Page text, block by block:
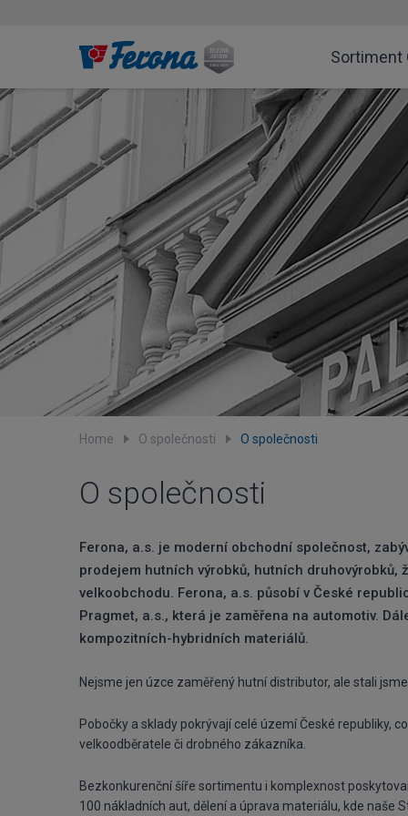
Sortiment
Home O společnosti O společnosti
O společnosti
Ferona, a.s. je moderní obchodní společnost,
prodejem hutních výrobků, hutních
velkoobchodu. Ferona, a.s. působí v České
Pragmet, a.s., která je zaměřena na automotiv.
kompozitních-hybridních materiálů.
Nejsme jen úzce zaměřený hutní distributor, ale stali
Pobočky a sklady pokrývají celé území České republiky,
velkoodběratele či drobného zákazníka.
Bezkonkurenční šíře sortimentu i komplexnost
100 nákladních aut, dělení a úprava materiálu, kde naše